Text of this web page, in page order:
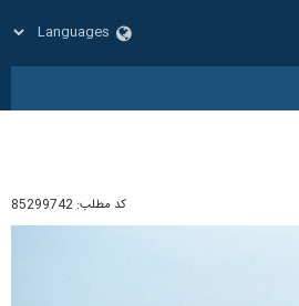
کد مطلب: 85299742